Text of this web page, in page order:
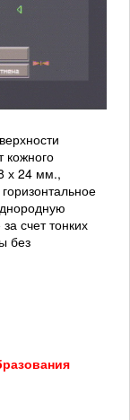
кожного
х 24 мм.,
счет тонких
без